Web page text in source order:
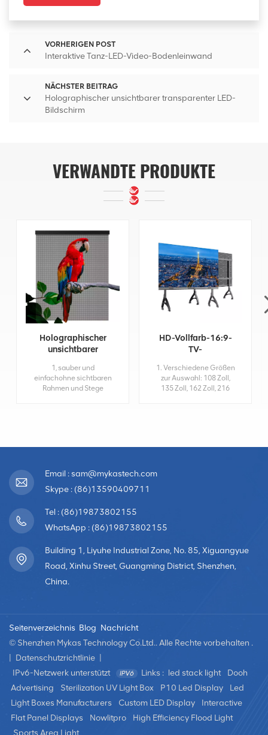
VORHERIGEN POST
Interaktive Tanz-LED-Video-Bodenleinwand
NÄCHSTER BEITRAG
Holographischer unsichtbarer transparenter LED-
Bildschirm
VERWANDTE PRODUKTE
Holographischer
unsichtbarer
Bildschirm
1, sauber und
einfachohne sichtbaren
Rahmen und Stege
Superleicht,
holografische
unsichtbare LED-
Bildschirm erhöht nicht
Glasscheibe oder
die Logistik weniger.3,
die hohe Transparenz
von 90 % bleibt das Glas
auch nach dem
Anbringen der LED-Folie
jede Größe des
holografischen
Installationsbildschirms
anpassen, um den
perfekten Effekt des
holografischen
transparenten LED-
Bildschirms zu
gewährleisten.5, hohe
HelligkeitMit LEDs
HD-Vollfarb-16:9-
TV-
All-in-One-4K-
LED-Display
1. Verschiedene Größen
zur Auswahl: 108 Zoll,
135 Zoll, 162 Zoll, 216
Eingangsschnittstelle:
Konferenzraum,
Überwachungszentrum,
Einkaufszentrum,
Schalter;
Email : sam@mykastech.com
Skype : (86)13590409711
Tel : (86)19873802155
WhatsApp : (86)19873802155
Building 1, Liyuhe Industrial Zone, No. 85, Xiguangyue
Road, Xinhu Street, Guangming District, Shenzhen,
China.
Seitenverzeichnis Blog Nachricht
© Shenzhen Mykas Technology Co.Ltd.. Alle Rechte vorbehalten .
Datenschutzrichtlinie
IPv6-Netzwerk unterstützt
Links : led stack light
Dooh
Advertising
Sterilization UV Light Box P10 Led Display
Led
Light Boxes Manufacturers
Custom LED Display
Interactive
Flat Panel Displays
Nowlitpro
High Efficiency Flood Light